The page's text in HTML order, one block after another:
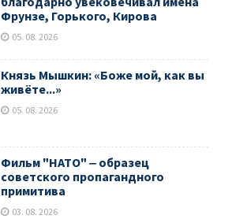
Фрунзе, Горького, Кирова
05. 08. 2026
Князь Мышкин: «Боже мой, как вы
живёте...»
05. 08. 2026
Фильм "НАТО" ‒ образец
советского пропагандного
примитива
03. 08. 2026